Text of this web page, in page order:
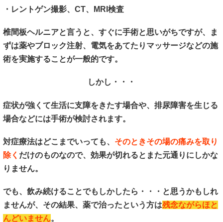
・レントゲン撮影、CT、MRI検査
椎間板ヘルニアと言うと、すぐに手術と思いがちですが、ま
ずは薬やブロック注射、電気をあてたりマッサージなどの施
術を実施することが一般的です。
しかし・・・
症状が強くて生活に支障をきたす場合や、排尿障害を生じる
場合などには手術が検討されます。
対症療法はどこまでいっても、 そのときその場の痛みを取り
除く だけのものなので、効果が切れるとまた元通りにしかな
りません。
でも、飲み続けることでもしかしたら・・・と思うかもしれ
ませんが、その結果、薬で治ったという方は残念ながらほと
んどいません。